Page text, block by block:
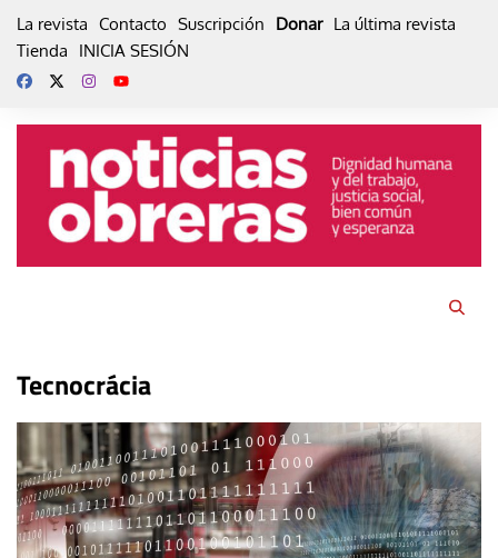
La revista Contacto Suscripción Donar La última revista
Tienda
INICIA SESIÓN
Tecnocrácia